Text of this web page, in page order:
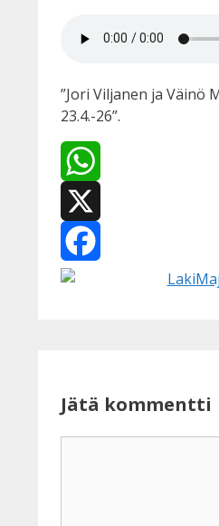
”Jori Viljanen ja Väinö
23.4.-26”.
WhatsApp
X
Facebook
Jätä kommentti